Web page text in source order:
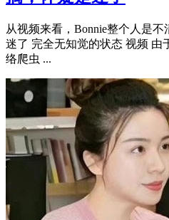
从视频来看，Bonnie整个人是
迷了 完全无知觉的状态 视频 由
络爬虫 ...